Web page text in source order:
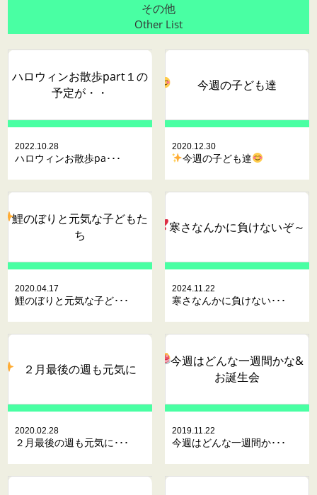
その他
Other List
ハロウィンお散歩part１の
予定が・・
2022.10.28
ハロウィンお散歩pa･･･
今週の子ども達
2020.12.30
今週の子ども達
鯉のぼりと元気な子どもた
ち
2020.04.17
鯉のぼりと元気な子ど･･･
寒さなんかに負けないぞ～
2024.11.22
寒さなんかに負けない･･･
２月最後の週も元気に
2020.02.28
２月最後の週も元気に･･･
今週はどんな一週間かな&
お誕生会
2019.11.22
今週はどんな一週間か･･･